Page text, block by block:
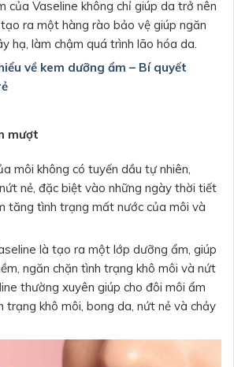
của Vaseline không chỉ giúp da trở nên
ra một hàng rào bảo vệ giúp ngăn
hạ, làm chậm quá trình lão hóa da.
về kem dưỡng ẩm – Bí quyết
mượt
môi không có tuyến dầu tự nhiên,
nẻ, đặc biệt vào những ngày thời tiết
tăng tình trạng mất nước của môi và
là tạo ra một lớp dưỡng ẩm, giúp
ngăn chặn tình trạng khô môi và nứt
thường xuyên giúp cho đôi môi ẩm
trạng khô môi, bong da, nứt nẻ và chảy